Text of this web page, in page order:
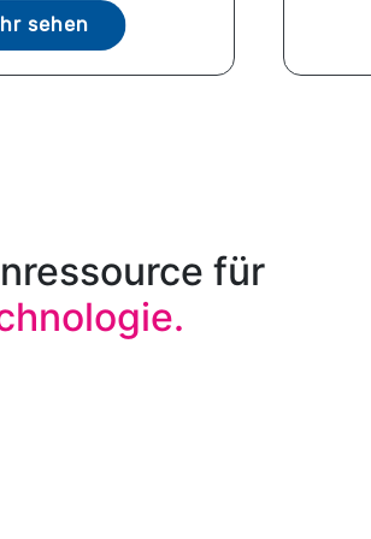
sehen
für